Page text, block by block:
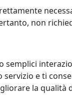
CON
BLACK
non
e ti
la qualità